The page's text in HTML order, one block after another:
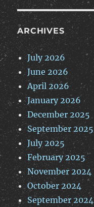
ARCHIVES
July 2026
June 2026
April 2026
January 2026
December 2025
September 2025
July 2025
February 2025
November 2024
October 2024
September 2024